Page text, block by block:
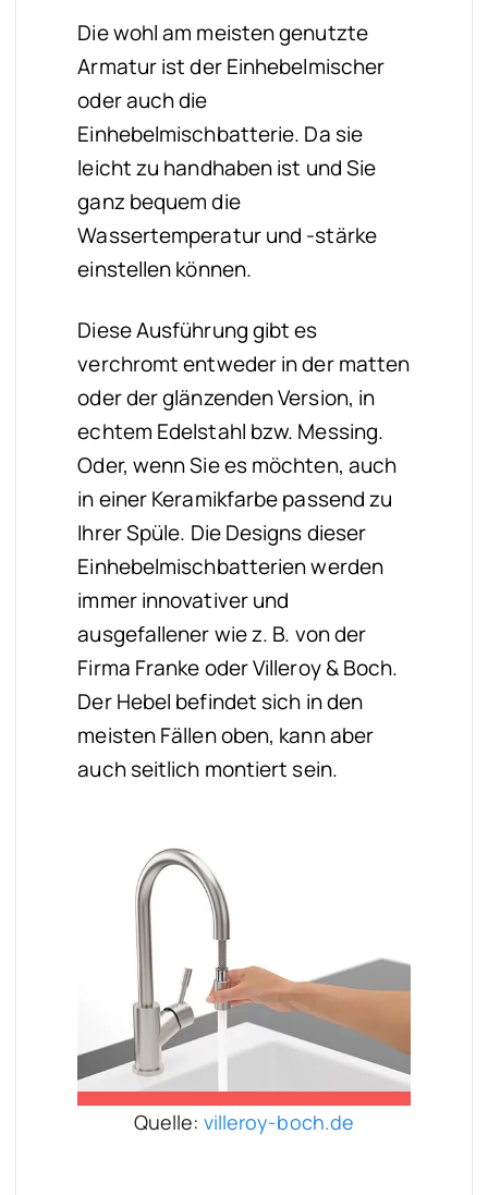
Die wohl am meisten genutzte
Armatur ist der Einhebelmischer
oder auch die
Einhebelmischbatterie. Da sie
leicht zu handhaben ist und Sie
ganz bequem die
Wassertemperatur und -stärke
einstellen können.
Diese Ausführung gibt es
verchromt entweder in der matten
oder der glänzenden Version, in
echtem Edelstahl bzw. Messing.
Oder, wenn Sie es möchten, auch
in einer Keramikfarbe passend zu
Ihrer Spüle. Die Designs dieser
Einhebelmischbatterien werden
immer innovativer und
ausgefallener wie z. B. von der
Firma Franke oder Villeroy & Boch.
Der Hebel befindet sich in den
meisten Fällen oben, kann aber
auch seitlich montiert sein.
Quelle: villeroy-boch.de